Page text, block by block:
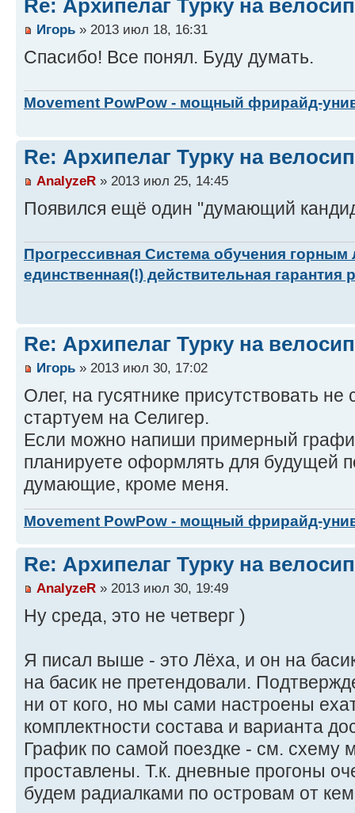
Re: Архипелаг Турку на
Игорь » 2013 июл 18, 16:31
Спасибо! Все понял. Буду думать.
Movement PowPow - мощный фрирайд-
Re: Архипелаг Турку на
AnalyzeR » 2013 июл 25, 14:45
Появился ещё один "думающий
Прогрессивная Система обучения
единственная(!) действительная гарантия
Re: Архипелаг Турку на
Игорь » 2013 июл 30, 17:02
Олег, на гусятнике присутствовать не
стартуем на Селигер.
Если можно напиши примерный
планируете оформлять для будущей
думающие, кроме меня.
Movement PowPow - мощный фрирайд-
Re: Архипелаг Турку на
AnalyzeR » 2013 июл 30, 19:49
Ну среда, это не четверг )
Я писал выше - это Лёха, и он на
на басик не претендовали.
ни от кого, но мы сами настроены
комплектности состава и варианта
График по самой поездке - см. схему
проставлены. Т.к. дневные прогоны
будем радиалками по островам от